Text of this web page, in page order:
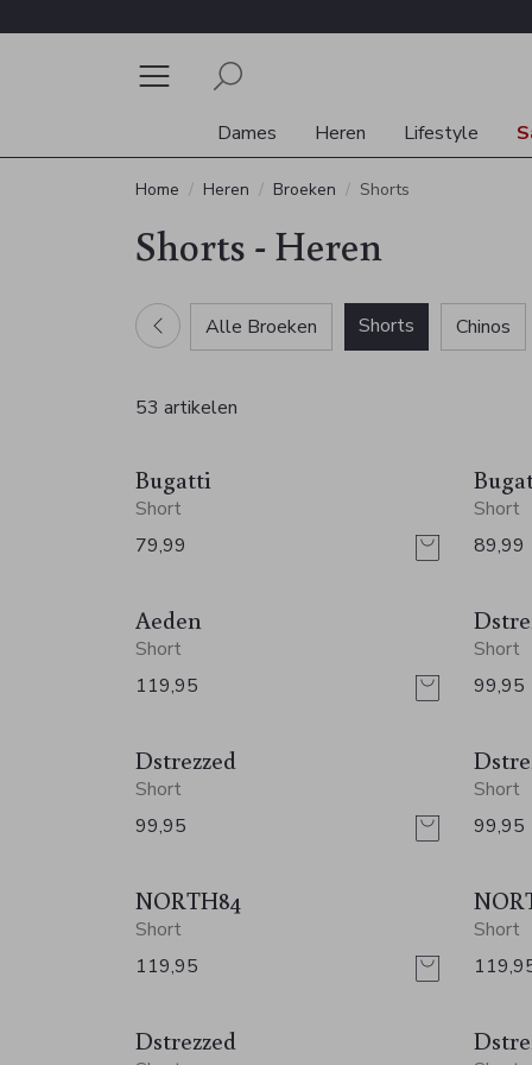
Dames Heren Lifestyle
Home Heren Broeken Shorts
Shorts - Heren
Alle Broeken Chinos
Shorts
53 artikelen
Bugatti
Short
79,99
Short
89,99
Aeden
Short
119,95
Short
99,95
Dstrezzed
Short
99,95
Short
99,95
NORTH84
Short
119,95
Short
Dstrezzed